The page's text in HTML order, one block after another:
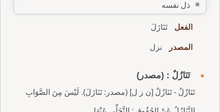
ذل نفسه
الفعل تَنَازَلَ
المصدر نزل
تَنَازُلٌ : (مصدر)
تَنَازُلٌ - تَنَازُلٌ [ن ز ل] (مصدر: تَنَازَلَ). لَيْسَ مِنَ الصَّوَابِ